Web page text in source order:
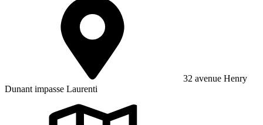
32 avenue Henry
Dunant impasse Laurenti